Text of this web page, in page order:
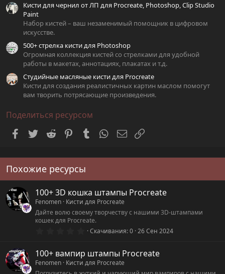
Кисти для чернил от ЛП для Procreate, Photoshop, Clip Studio
Paint
Набор кистей – ваш незаменимый помощник в цифровом
искусстве.
500+ стрелка кисти для Photoshop
Огромная коллекция кистей со стрелками для удобной
работы в макетах, аннотациях, плакатах и т.д.
Студийные масляные кисти для Procreate
Кисти для создания реалистичных картин маслом помогут
вам творить потрясающие произведения.
Поделиться ресурсом
Facebook
Twitter Reddit PinterestTumblrWhatsAppЭлектронная почта
Похожие ресурсы
100+ 3D кошка штампы Procreate
Fenomen Кисти для Procreate
Дайте волю своему творчеству с нашими 3D-штампами
кошек для Procreate.
0
0
з
в
Скачивания 0 26 Сен 2024
100+ вампир штампы Procreate
Fenomen Кисти для Procreate